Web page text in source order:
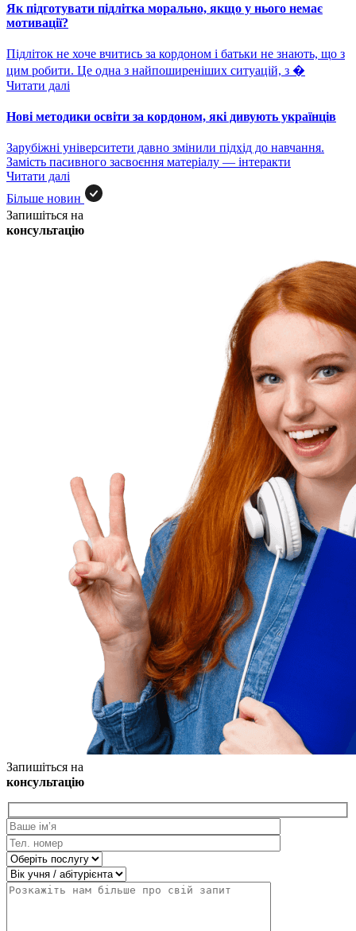
Як підготувати підлітка морально, якщо у нього немає
мотивації?
Підліток не хоче вчитись за кордоном і батьки не знають, що з
цим робити. Це одна з найпоширеніших ситуацій, з �
Читати далі
Нові методики освіти за кордоном, які дивують українців
Зарубіжні університети давно змінили підхід до навчання.
Замість пасивного засвоєння матеріалу — інтеракти
Читати далі
Більше новин
Запишіться на
консультацію
Запишіться на
консультацію